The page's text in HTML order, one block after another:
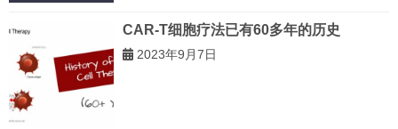
CAR-T细胞疗法已有60多年的历史
2023年9月7日